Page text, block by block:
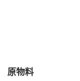
原物料